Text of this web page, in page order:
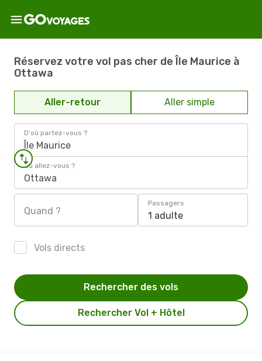
Réservez votre vol pas cher de Île Maurice à
Ottawa
Aller-retour Aller simple
D'où partez-vous ?
Île Maurice
Où allez-vous ?
Ottawa
Quand ?
Passagers
1 adulte
Vols directs
Rechercher Vol + Hôtel
Rechercher des vols